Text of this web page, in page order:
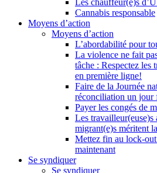
Les chauffeur(e)s
Cannabis responsable
Moyens d’action
Moyens d’action
L’abordabilité pour
La violence ne fait
tâche : Respectez les
en première ligne!
Faire de la Journée
réconciliation un jour
Payer les congés de
Les travailleur(euse)s
migrant(e)s méritent
Mettez fin au lock-
maintenant
Se syndiquer
Se syndiquer